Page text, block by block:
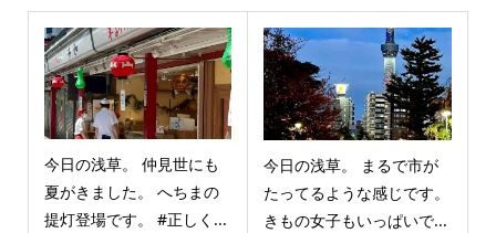
今日の浅草。 仲見世にも
夏がきました。 へちまの
提灯登場です。 #正しく...
今日の浅草。 まるで市が
たってるような感じです。
きもの女子もいっぱいで...